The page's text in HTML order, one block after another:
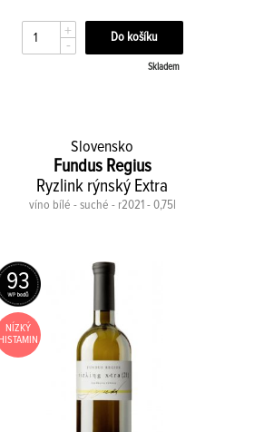
+
-
Skladem
Slovensko
Fundus Regius
Ryzlink rýnský Extra
víno bílé - suché - r2021 - 0,75l
93
NÍZKÝ